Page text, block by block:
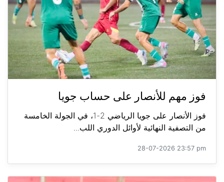
فوز مهم للأنصار على حساب جويا
فوز الأنصار على جويا الرياضي 2-1، في الجولة الخامسة
من التصفية النهائية لأوائل الدوري اللب...
28-07-2026 23:57 pm